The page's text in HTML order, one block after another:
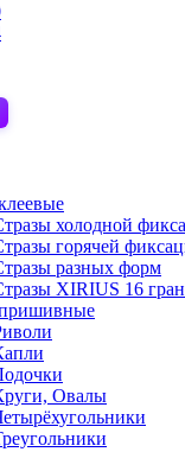
холодной
горячей
разных форм
XIRIUS 16
Овалы